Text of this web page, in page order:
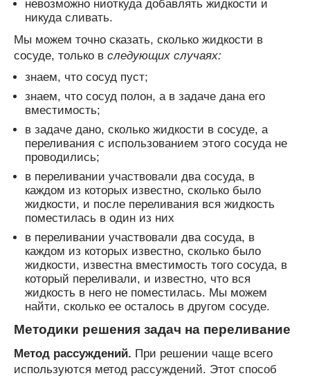
невозможно ниоткуда добавлять жидкости и
никуда сливать.
Мы можем точно сказать, сколько жидкости в
сосуде, только в следующих случаях:
знаем, что сосуд пуст;
знаем, что сосуд полон, а в задаче дана его
вместимость;
в задаче дано, сколько жидкости в сосуде, а
переливания с использованием этого сосуда не
проводились;
в переливании участвовали два сосуда, в
каждом из которых известно, сколько было
жидкости, и после переливания вся жидкость
поместилась в один из них
в переливании участвовали два сосуда, в
каждом из которых известно, сколько было
жидкости, известна вместимость того сосуда, в
который переливали, и известно, что вся
жидкость в него не поместилась. Мы можем
найти, сколько ее осталось в другом сосуде.
Методики решения задач на переливание
Метод рассуждений. При решении чаще всего
используются метод рассуждений. Этот способ